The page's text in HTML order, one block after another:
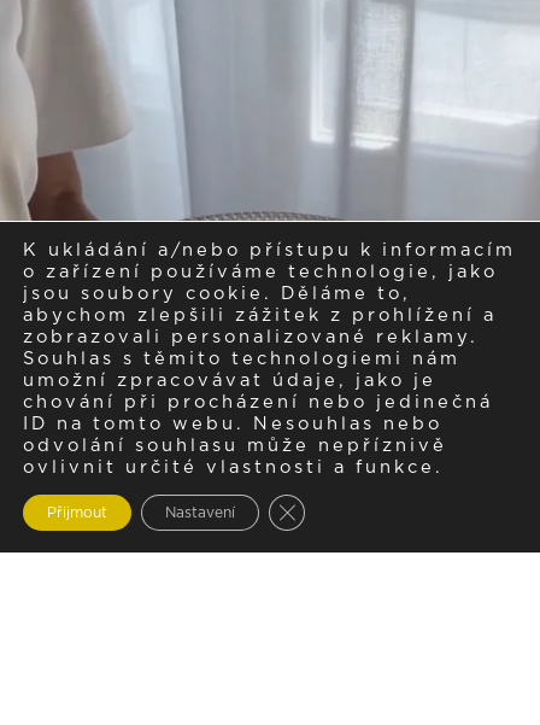
K ukládání a/nebo přístupu k informacím
o zařízení používáme technologie, jako
jsou soubory cookie. Děláme to,
abychom zlepšili zážitek z prohlížení a
zobrazovali personalizované reklamy.
Souhlas s těmito technologiemi nám
umožní zpracovávat údaje, jako je
chování při procházení nebo jedinečná
ID na tomto webu. Nesouhlas nebo
odvolání souhlasu může nepříznivě
ovlivnit určité vlastnosti a funkce.
Přijmout Nastavení Zavřít cookie lištu GDPR